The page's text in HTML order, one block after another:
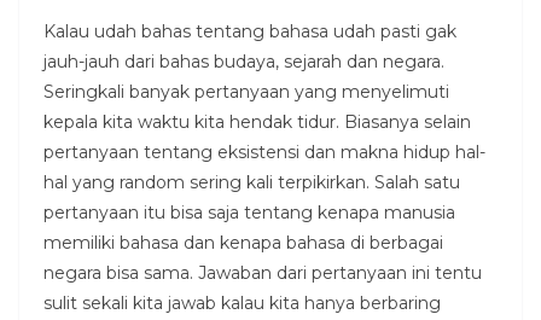
Kalau udah bahas tentang bahasa udah pasti gak
jauh-jauh dari bahas budaya, sejarah dan negara.
Seringkali banyak pertanyaan yang menyelimuti
kepala kita waktu kita hendak tidur. Biasanya selain
pertanyaan tentang eksistensi dan makna hidup hal-
hal yang random sering kali terpikirkan. Salah satu
pertanyaan itu bisa saja tentang kenapa manusia
memiliki bahasa dan kenapa bahasa di berbagai
negara bisa sama. Jawaban dari pertanyaan ini tentu
sulit sekali kita jawab kalau kita hanya berbaring